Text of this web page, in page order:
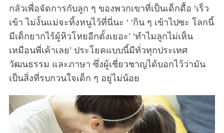
กลัวเพื่อจัดการกับลูก ๆ ของพวกเขาที่เป็นเด็กดื้อ ‘เร็ว
เข้า ไม่งั้นแม่จะทิ้งหนูไว้ที่นี่นะ ‘ ‘กิน ๆ เข้าไปซะ โลกนี้
มีเด็กยากไร้ผู้หิวโหยอีกตั้งเยอะ’ ‘ทำไมลูกไม่เห็น
เหมือนพี่เค้าเลย’ ประโยคแบบนี้มีทั่วทุกประเทศ
วัฒนธรรม และภาษา ซึ่งผู้เชี่ยวชาญได้บอกไว้ว่ามัน
เป็นสิ่งที่รบกวนใจเด็ก ๆ อยู่ไม่น้อย